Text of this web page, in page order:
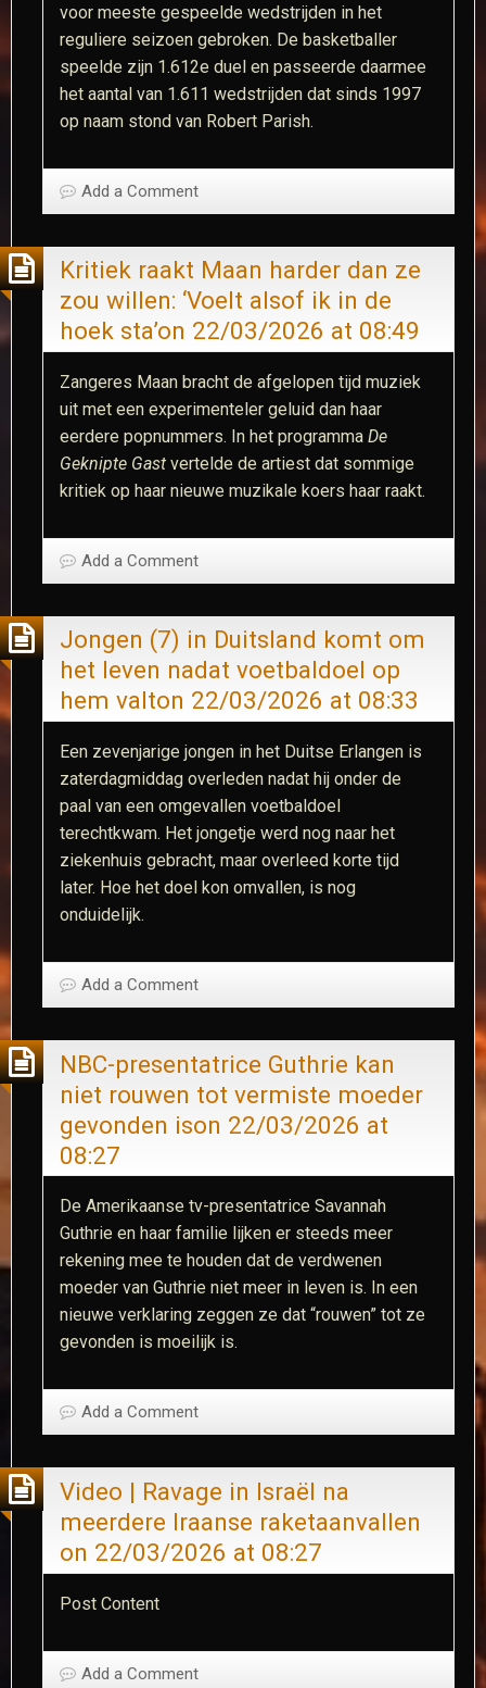
voor meeste gespeelde wedstrijden in het
reguliere seizoen gebroken. De basketballer
speelde zijn 1.612e duel en passeerde daarmee
het aantal van 1.611 wedstrijden dat sinds 1997
op naam stond van Robert Parish.​
Add a Comment
Kritiek raakt Maan harder dan ze
zou willen: ‘Voelt alsof ik in de
hoek sta’​on 22/03/2026 at 08:49
Zangeres Maan bracht de afgelopen tijd muziek
uit met een experimenteler geluid dan haar
eerdere popnummers. In het programma De
Geknipte Gast vertelde de artiest dat sommige
kritiek op haar nieuwe muzikale koers haar raakt.​
Add a Comment
Jongen (7) in Duitsland komt om
het leven nadat voetbaldoel op
hem valt​on 22/03/2026 at 08:33
Een zevenjarige jongen in het Duitse Erlangen is
zaterdagmiddag overleden nadat hij onder de
paal van een omgevallen voetbaldoel
terechtkwam. Het jongetje werd nog naar het
ziekenhuis gebracht, maar overleed korte tijd
later. Hoe het doel kon omvallen, is nog
onduidelijk.​
Add a Comment
NBC-presentatrice Guthrie kan
niet rouwen tot vermiste moeder
gevonden is​on 22/03/2026 at
08:27
De Amerikaanse tv-presentatrice Savannah
Guthrie en haar familie lijken er steeds meer
rekening mee te houden dat de verdwenen
moeder van Guthrie niet meer in leven is. In een
nieuwe verklaring zeggen ze dat “rouwen” tot ze
gevonden is moeilijk is.​
Add a Comment
Video | Ravage in Israël na
meerdere Iraanse raketaanvallen​
on 22/03/2026 at 08:27
Post Content​
Add a Comment